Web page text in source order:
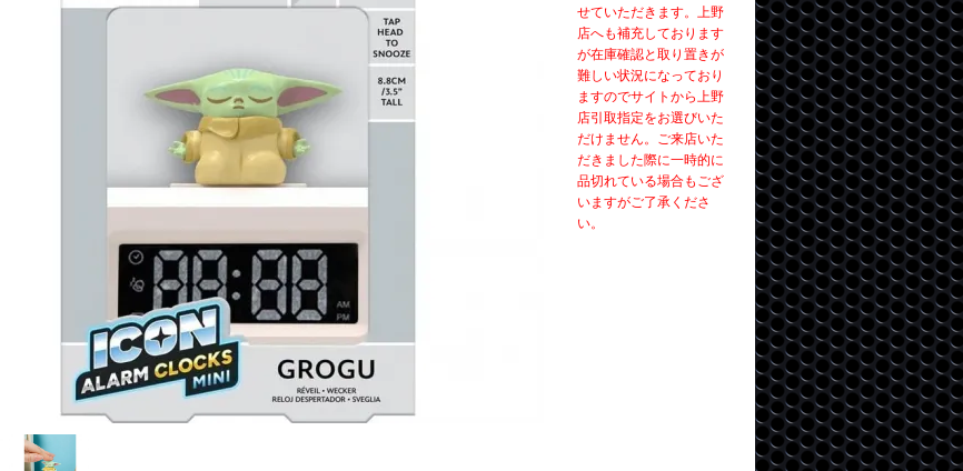
せていただきます。上野
店へも補充しております
が在庫確認と取り置きが
難しい状況になっており
ますのでサイトから上野
店引取指定をお選びいた
だけません。ご来店いた
だきました際に一時的に
品切れている場合もござ
いますがご了承くださ
い。